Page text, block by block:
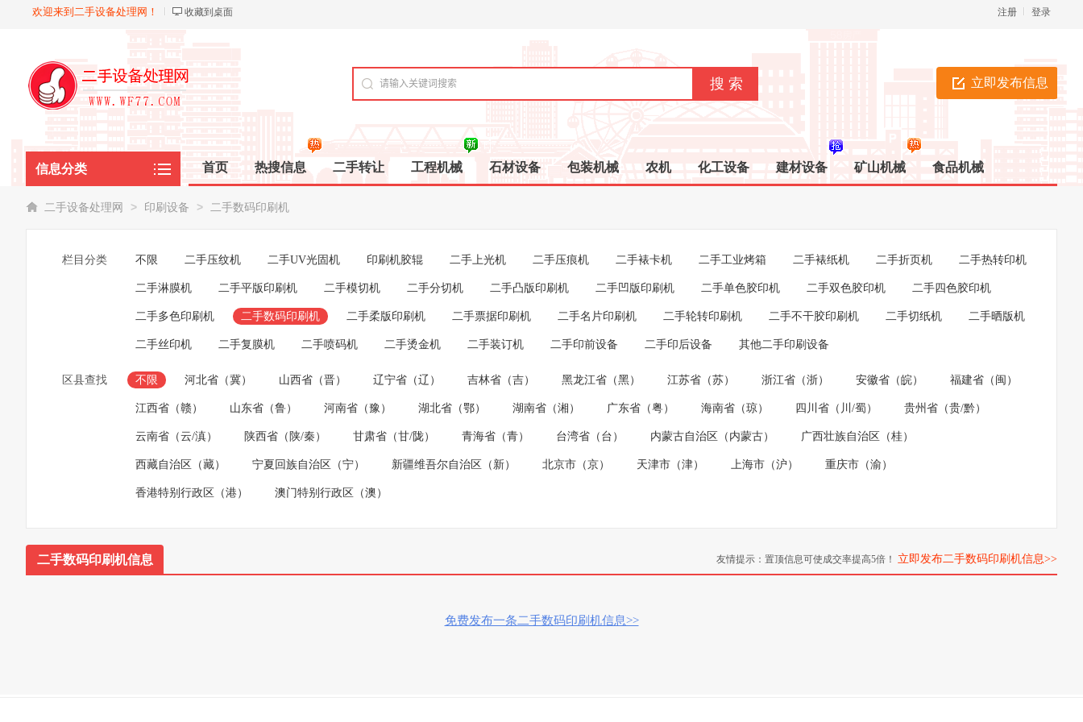
欢迎来到二手设备处理网！ 收藏到桌面 登录
注册
立即发布信息
信息分类 首页 热搜信息 二手转让 工程机械 石材设备 包装机械 农机 化工设备 建材设备 矿山机械 食品机械
化工油脂
二手设备处理网 > 印刷设备 > 二手数码印刷机
栏目分类 不限 二手压纹机 二手UV光固机 印刷机胶辊 二手上光机 二手压痕机 二手裱卡机 二手工业烤箱 二手裱纸机 二手折页机 二手热转印机
二手淋膜机 二手平版印刷机 二手模切机 二手分切机 二手凸版印刷机 二手凹版印刷机 二手单色胶印机 二手双色胶印机 二手四色胶印机
二手多色印刷机 二手数码印刷机 二手柔版印刷机 二手票据印刷机 二手名片印刷机 二手轮转印刷机 二手不干胶印刷机 二手切纸机 二手晒版机
二手丝印机 二手复膜机 二手喷码机 二手烫金机 二手装订机 二手印前设备 二手印后设备 其他二手印刷设备
区县查找 不限 河北省（冀） 山西省（晋） 辽宁省（辽） 吉林省（吉） 黑龙江省（黑） 江苏省（苏） 浙江省（浙） 安徽省（皖） 福建省（闽）
江西省（赣） 山东省（鲁） 河南省（豫） 湖北省（鄂） 湖南省（湘） 广东省（粤） 海南省（琼） 四川省（川/蜀） 贵州省（贵/黔）
云南省（云/滇） 陕西省（陕/秦） 甘肃省（甘/陇） 青海省（青） 台湾省（台） 内蒙古自治区（内蒙古） 广西壮族自治区（桂）
西藏自治区（藏） 宁夏回族自治区（宁） 新疆维吾尔自治区（新） 北京市（京） 天津市（津） 上海市（沪） 重庆市（渝）
香港特别行政区（港） 澳门特别行政区（澳）
二手数码印刷机信息 友情提示：置顶信息可使成交率提高5倍！ 立即发布二手数码印刷机信息>>
免费发布一条二手数码印刷机信息>>